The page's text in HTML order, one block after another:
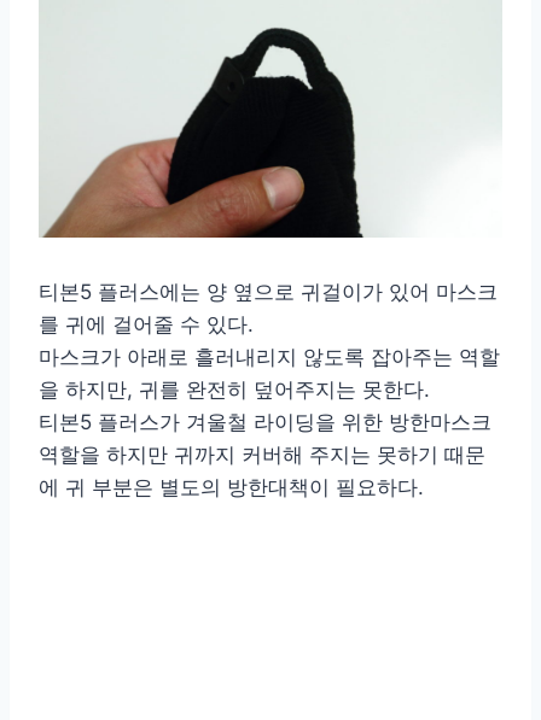
티본5 플러스에는 양 옆으로 귀걸이가 있어 마스크
를 귀에 걸어줄 수 있다.
마스크가 아래로 흘러내리지 않도록 잡아주는 역할
을 하지만, 귀를 완전히 덮어주지는 못한다.
티본5 플러스가 겨울철 라이딩을 위한 방한마스크
역할을 하지만 귀까지 커버해 주지는 못하기 때문
에 귀 부분은 별도의 방한대책이 필요하다.